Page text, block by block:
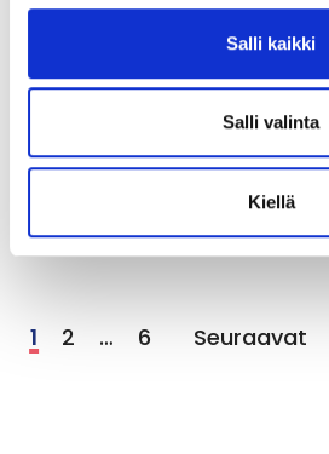
Salli kaikki
Salli valinta
Kiellä
Vapaa sivistystyö
kielikouluttaja
1 2 … 6 Seuraavat